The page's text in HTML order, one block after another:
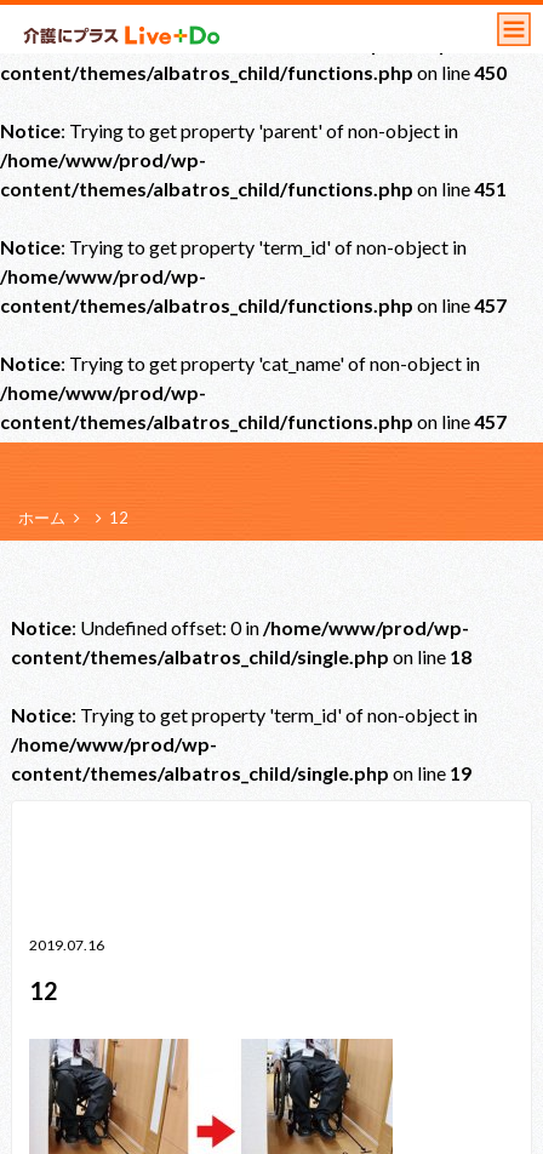
Notice: Undefined offset: 0 in
content/themes/albatros_child/functions.php on line450
Notice: Trying to get property 'parent' of non-object in
/home/www/prod/wp-
content/themes/albatros_child/functions.php on line451
Notice: Trying to get property 'term_id' of non-object in
/home/www/prod/wp-
content/themes/albatros_child/functions.php on line457
Notice: Trying to get property 'cat_name' of non-object in
/home/www/prod/wp-
content/themes/albatros_child/functions.php on line457
ホーム 12
Notice: Undefined offset: 0 in/home/www/prod/wp-
content/themes/albatros_child/single.php on line 18
Notice: Trying to get property 'term_id' of non-object in
/home/www/prod/wp-
content/themes/albatros_child/single.php on line 19
2019.07.16
12